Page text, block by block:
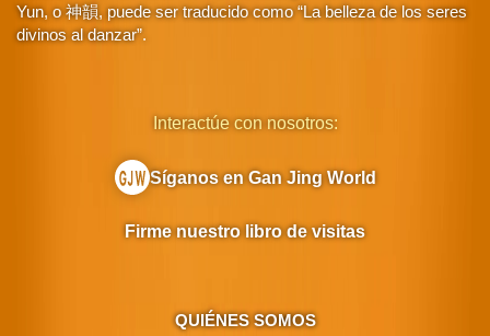
Yun, o 神韻, puede ser traducido como “La belleza de los seres
divinos al danzar”.
QUIÉNES SOMOS
Interactúe con nosotros:
Síganos en Gan Jing World
Firme nuestro libro de visitas